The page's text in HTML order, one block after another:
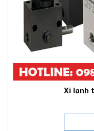
Xi lanh